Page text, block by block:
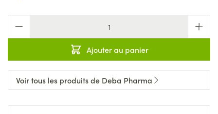
Ajouter au panier
Voir tous les produits de Deba Pharma